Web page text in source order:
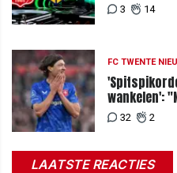
3 14
FC TWENTE
wankelen':
signaal"
32 2
LAATSTE REACTIES